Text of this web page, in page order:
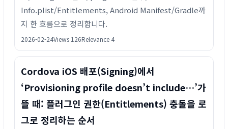
Info.plist/Entitlements, Android Manifest/Gradle까
지 한 흐름으로 정리합니다.
2026-02-24Views 126Relevance 4
Cordova iOS 배포(Signing)에서
‘Provisioning profile doesn’t include…’가
뜰 때: 플러그인 권한(Entitlements) 충돌을 로
그로 정리하는 순서